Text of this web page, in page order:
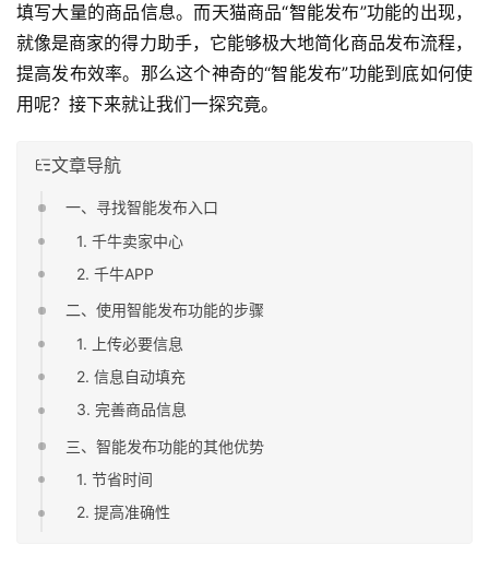
填写大量的商品信息。而天猫商品“智能发布”功能的出现，
就像是商家的得力助手，它能够极大地简化商品发布流程，
提高发布效率。那么这个神奇的“智能发布”功能到底如何使
用呢？接下来就让我们一探究竟。
文章导航
一、寻找智能发布入口
1. 千牛卖家中心
2. 千牛APP
二、使用智能发布功能的步骤
1. 上传必要信息
2. 信息自动填充
3. 完善商品信息
三、智能发布功能的其他优势
1. 节省时间
2. 提高准确性